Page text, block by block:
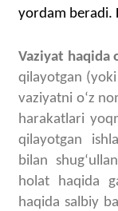
yordam beradi.
Vaziyat haqida
qilayotgan
vaziyatni oʻz
harakatlari
qilayotgan
bilan
holat haqida
haqida salbiy